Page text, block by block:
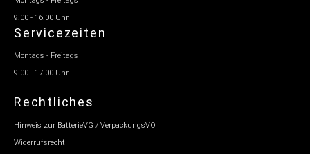
9.00 - 16.00 Uhr
Servicezeiten
Montags - Freitags
9.00 - 17.00 Uhr
Rechtliches
Hinweis zur BatterieVG / VerpackungsVO
Widerrufsrecht